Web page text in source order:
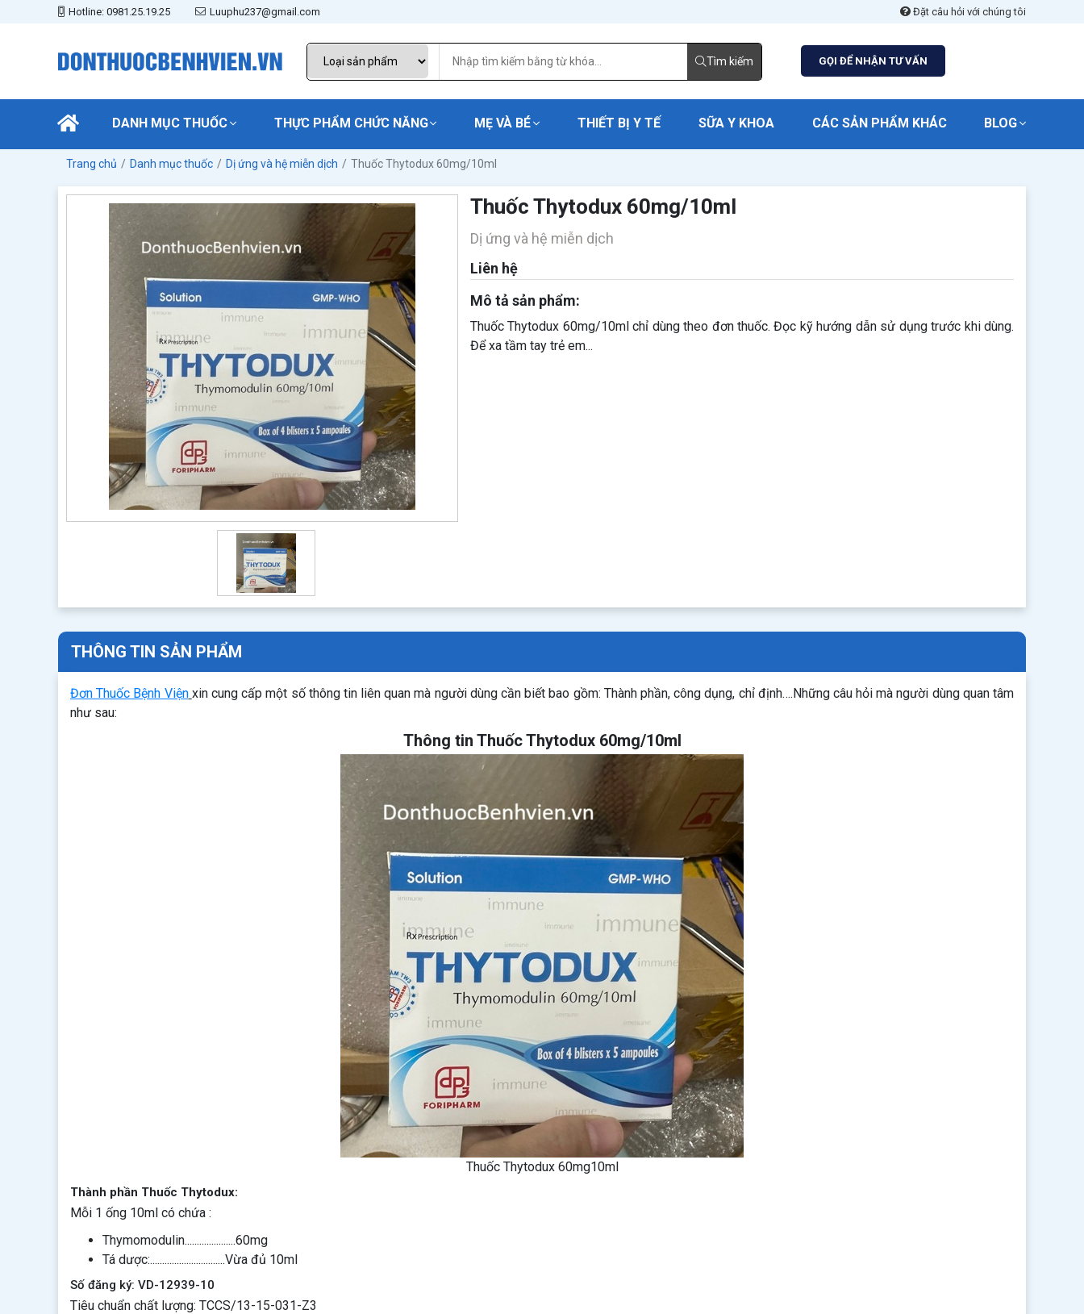
Hotline: 0981.25.19.25 Luuphu237@gmail.com Đặt câu hỏi với chúng tôi
Tìm kiếm GỌI ĐỂ NHẬN TƯ VẤN
DANH MỤC THUỐC THỰC PHẨM CHỨC NĂNG MẸ VÀ BÉ THIẾT BỊ Y TẾ SỮA Y KHOA CÁC SẢN PHẨM KHÁC BLOG
Trang chủ Danh mục thuốc Dị ứng và hệ miễn dịch Thuốc Thytodux 60mg/10ml
Thuốc Thytodux 60mg/10ml
Dị ứng và hệ miễn dịch
Liên hệ
Mô tả sản phẩm:
Thuốc Thytodux 60mg/10ml chỉ dùng theo đơn thuốc. Đọc kỹ hướng dẫn sử dụng trước khi dùng.
Để xa tầm tay trẻ em...
THÔNG TIN SẢN PHẨM
Đơn Thuốc Bệnh Viện xin cung cấp một số thông tin liên quan mà người dùng cần biết bao gồm: Thành phần, công dụng, chỉ định….Những câu hỏi mà người dùng quan tâm
như sau:
Thông tin Thuốc Thytodux 60mg/10ml
Thuốc Thytodux 60mg10ml
Thành phần Thuốc Thytodux:
Mỗi 1 ống 10ml có chứa :
Thymomodulin.....................60mg
Tá dược:...............................Vừa đủ 10ml
Số đăng ký: VD-12939-10
Tiêu chuẩn chất lượng: TCCS/13-15-031-Z3